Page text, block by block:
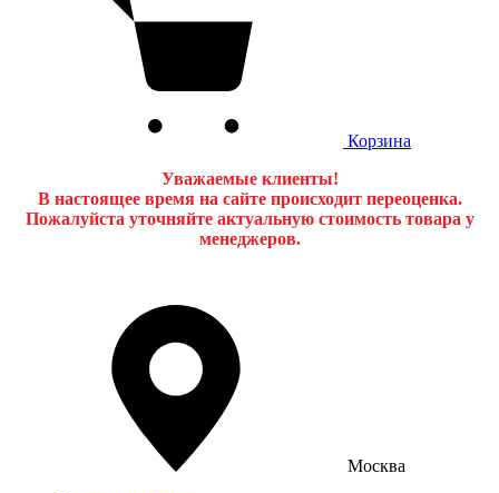
Корзина
Уважаемые клиенты!
В настоящее время на сайте происходит переоценка.
Пожалуйста уточняйте актуальную стоимость товара у
менеджеров.
Москва